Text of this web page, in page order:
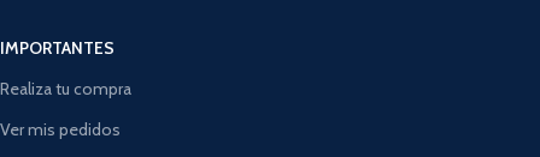
IMPORTANTES
Realiza tu compra
Ver mis pedidos